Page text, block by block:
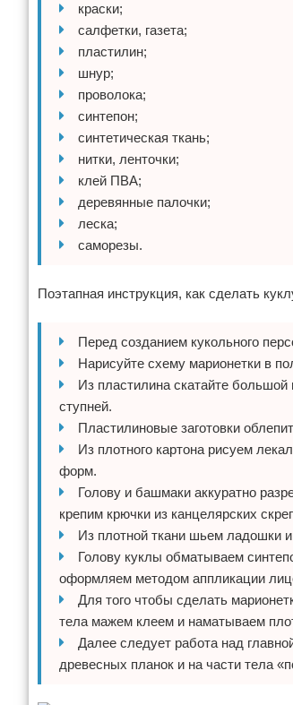
краски;
салфетки, газета;
пластилин;
шнур;
проволока;
синтепон;
синтетическая ткань;
нитки, ленточки;
клей ПВА;
деревянные палочки;
леска;
саморезы.
Поэтапная инструкция, как сделать
Перед созданием кукольного
Нарисуйте схему марионетки в
Из пластилина скатайте
ступней.
Пластилиновые заготовки
Из плотного картона рисуем
форм.
Голову и башмаки аккуратно
крепим крючки из канцелярских
Из плотной ткани шьем ладошки
Голову куклы обматываем
оформляем методом аппликации
Для того чтобы сделать
тела мажем клеем и наматываем
Далее следует работа над
древесных планок и на части тела